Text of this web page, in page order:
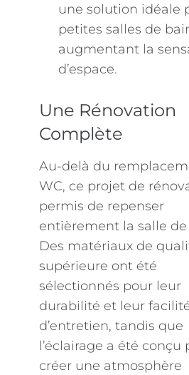
une solution idéale
petites salles de
augmentant la
d’espace.
Une Rénovation
Complète
Au-delà du
WC, ce projet de
permis de repenser
entièrement la salle de
Des matériaux de
supérieure ont été
sélectionnés pour leur
durabilité et leur
d’entretien, tandis que
l’éclairage a été conçu
créer une atmosphère